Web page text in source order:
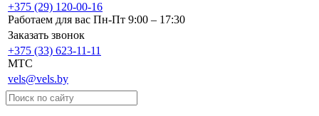
+375 (29) 120-00-16
Работаем для вас Пн-Пт 9:00 – 17:30
Заказать звонок
+375 (33) 623-11-11
MTC
vels@vels.by